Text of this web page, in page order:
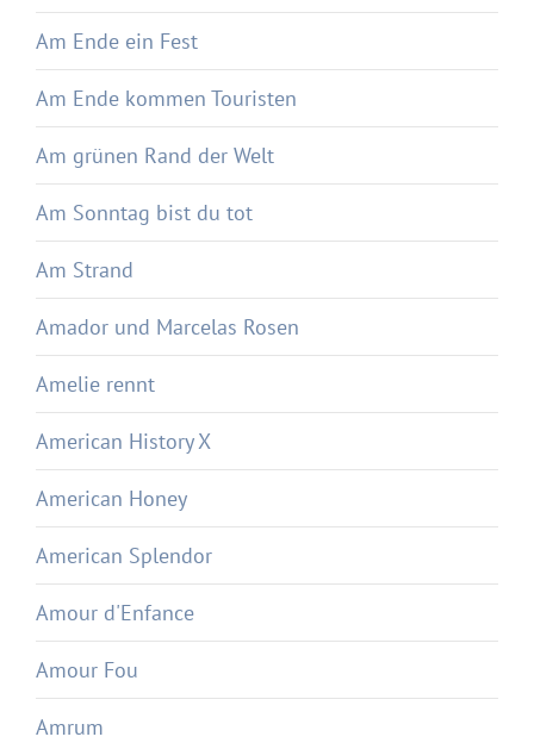
Am Ende ein Fest
Am Ende kommen Touristen
Am grünen Rand der Welt
Am Sonntag bist du tot
Am Strand
Amador und Marcelas Rosen
Amelie rennt
American History X
American Honey
American Splendor
Amour d'Enfance
Amour Fou
Amrum